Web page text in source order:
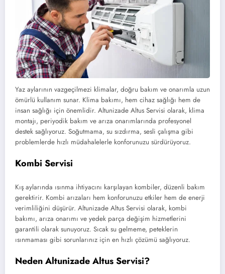
Yaz aylarının vazgeçilmezi klimalar, doğru bakım ve onarımla uzun
ömürlü kullanım sunar. Klima bakımı, hem cihaz sağlığı hem de
insan sağlığı için önemlidir. Altunizade Altus Servisi olarak, klima
montajı, periyodik bakım ve arıza onarımlarında profesyonel
destek sağlıyoruz. Soğutmama, su sızdırma, sesli çalışma gibi
problemlerde hızlı müdahalelerle konforunuzu sürdürüyoruz.
Kombi Servisi
Kış aylarında ısınma ihtiyacını karşılayan kombiler, düzenli bakım
gerektirir. Kombi arızaları hem konforunuzu etkiler hem de enerji
verimliliğini düşürür. Altunizade Altus Servisi olarak, kombi
bakımı, arıza onarımı ve yedek parça değişim hizmetlerini
garantili olarak sunuyoruz. Sıcak su gelmeme, peteklerin
ısınmaması gibi sorunlarınız için en hızlı çözümü sağlıyoruz.
Neden Altunizade Altus Servisi?